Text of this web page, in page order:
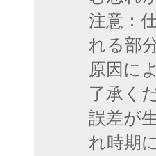
注意：
れる部
原因に
了承く
誤差が
れ時期